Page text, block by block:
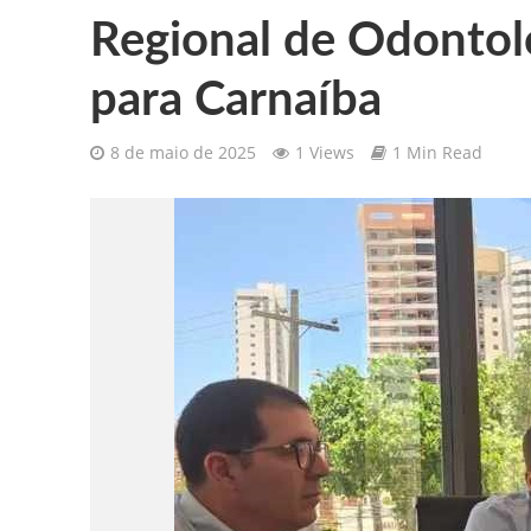
Gilberto Ribeiro celebra chegada
Confira as vagas de emprego
Santa Cruz da Baixa Verde é
PRF resgata 132 aves silvestres
Comunicamos o falecimento de
Regional de
para Carnaíba
8 de maio de 2025 1 Views 1 Min Read